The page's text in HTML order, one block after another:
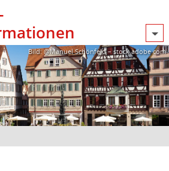
Bild: @Manuel Schönfeld – stock.adobe.com